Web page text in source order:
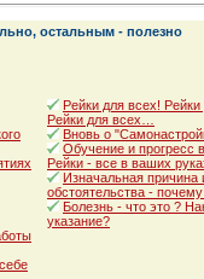
остальным - полезно
Рейки для всех!
Рейки для всех…
Вновь о
Обучение и прогресс
Рейки - все в ваших
Изначальная
обстоятельства -
Болезнь - что это ?
указание?